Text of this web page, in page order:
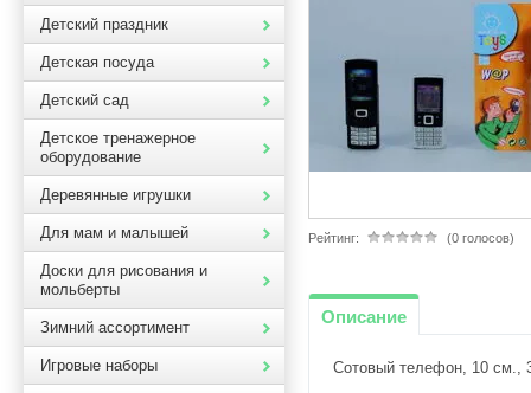
Детский праздник
Детская посуда
Детский сад
Детское тренажерное
оборудование
Деревянные игрушки
Для мам и малышей
Доски для рисования и
мольберты
Зимний ассортимент
Игровые наборы
Рейтинг: (0 голосов)
Описание
Сотовый телефон, 10 см.,